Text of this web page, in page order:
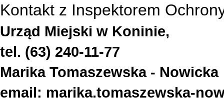
Kontakt z Inspektorem
Urząd Miejski w Koninie,
tel. (63) 240-11-77
Marika Tomaszewska - Nowicka
email: marika.tomaszewska-